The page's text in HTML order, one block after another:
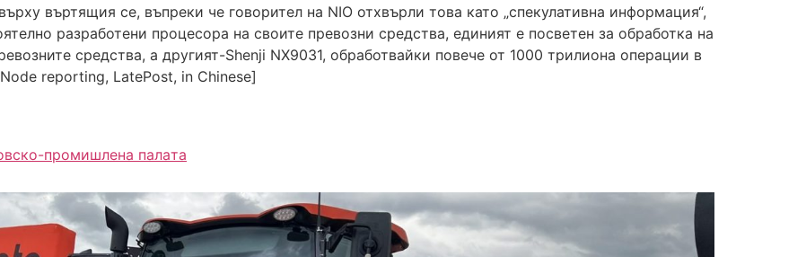
въртящия се, въпреки че говорител на NIO отхвърли това като „спекулативна информация“,
разработени процесора на своите превозни средства, единият е посветен за обработка на
средства, а другият-Shenji NX9031, обработвайки повече от 1000 трилиона операции в
reporting, LatePost, in Chinese]
промишлена палaта